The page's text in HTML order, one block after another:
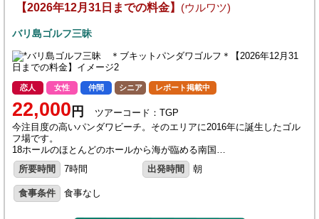
【2026年12月31日までの料金】 (ウルワツ)
バリ島ゴルフ三昧
恋人 女性 仲間 シニア レポート掲載中
22,000 円
ツアーコード：TGP
今注目度の高いパンダワビーチ。そのエリアに2016年に誕生したゴル
フ場です。
18ホールのほとんどのホールから海が臨める南国…
所要時間
7時間 出発時間 朝
食事条件 食事なし